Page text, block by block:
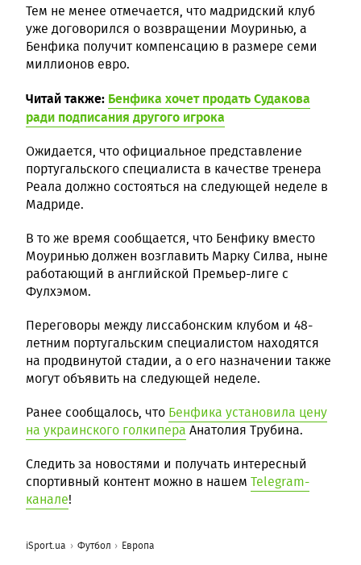
Тем не менее отмечается, что мадридский клуб
уже договорился о возвращении Моуринью, а
Бенфика получит компенсацию в размере семи
миллионов евро.
Читай также: Бенфика хочет продать Судакова
ради подписания другого игрока
Ожидается, что официальное представление
португальского специалиста в качестве тренера
Реала должно состояться на следующей неделе в
Мадриде.
В то же время сообщается, что Бенфику вместо
Моуринью должен возглавить Марку Силва, ныне
работающий в английской Премьер-лиге с
Фулхэмом.
Переговоры между лиссабонским клубом и 48-
летним португальским специалистом находятся
на продвинутой стадии, а о его назначении также
могут объявить на следующей неделе.
Ранее сообщалось, что Бенфика установила цену
на украинского голкипера Анатолия Трубина.
Следить за новостями и получать интересный
спортивный контент можно в нашем Telegram-
канале!
iSport.ua Футбол Европа